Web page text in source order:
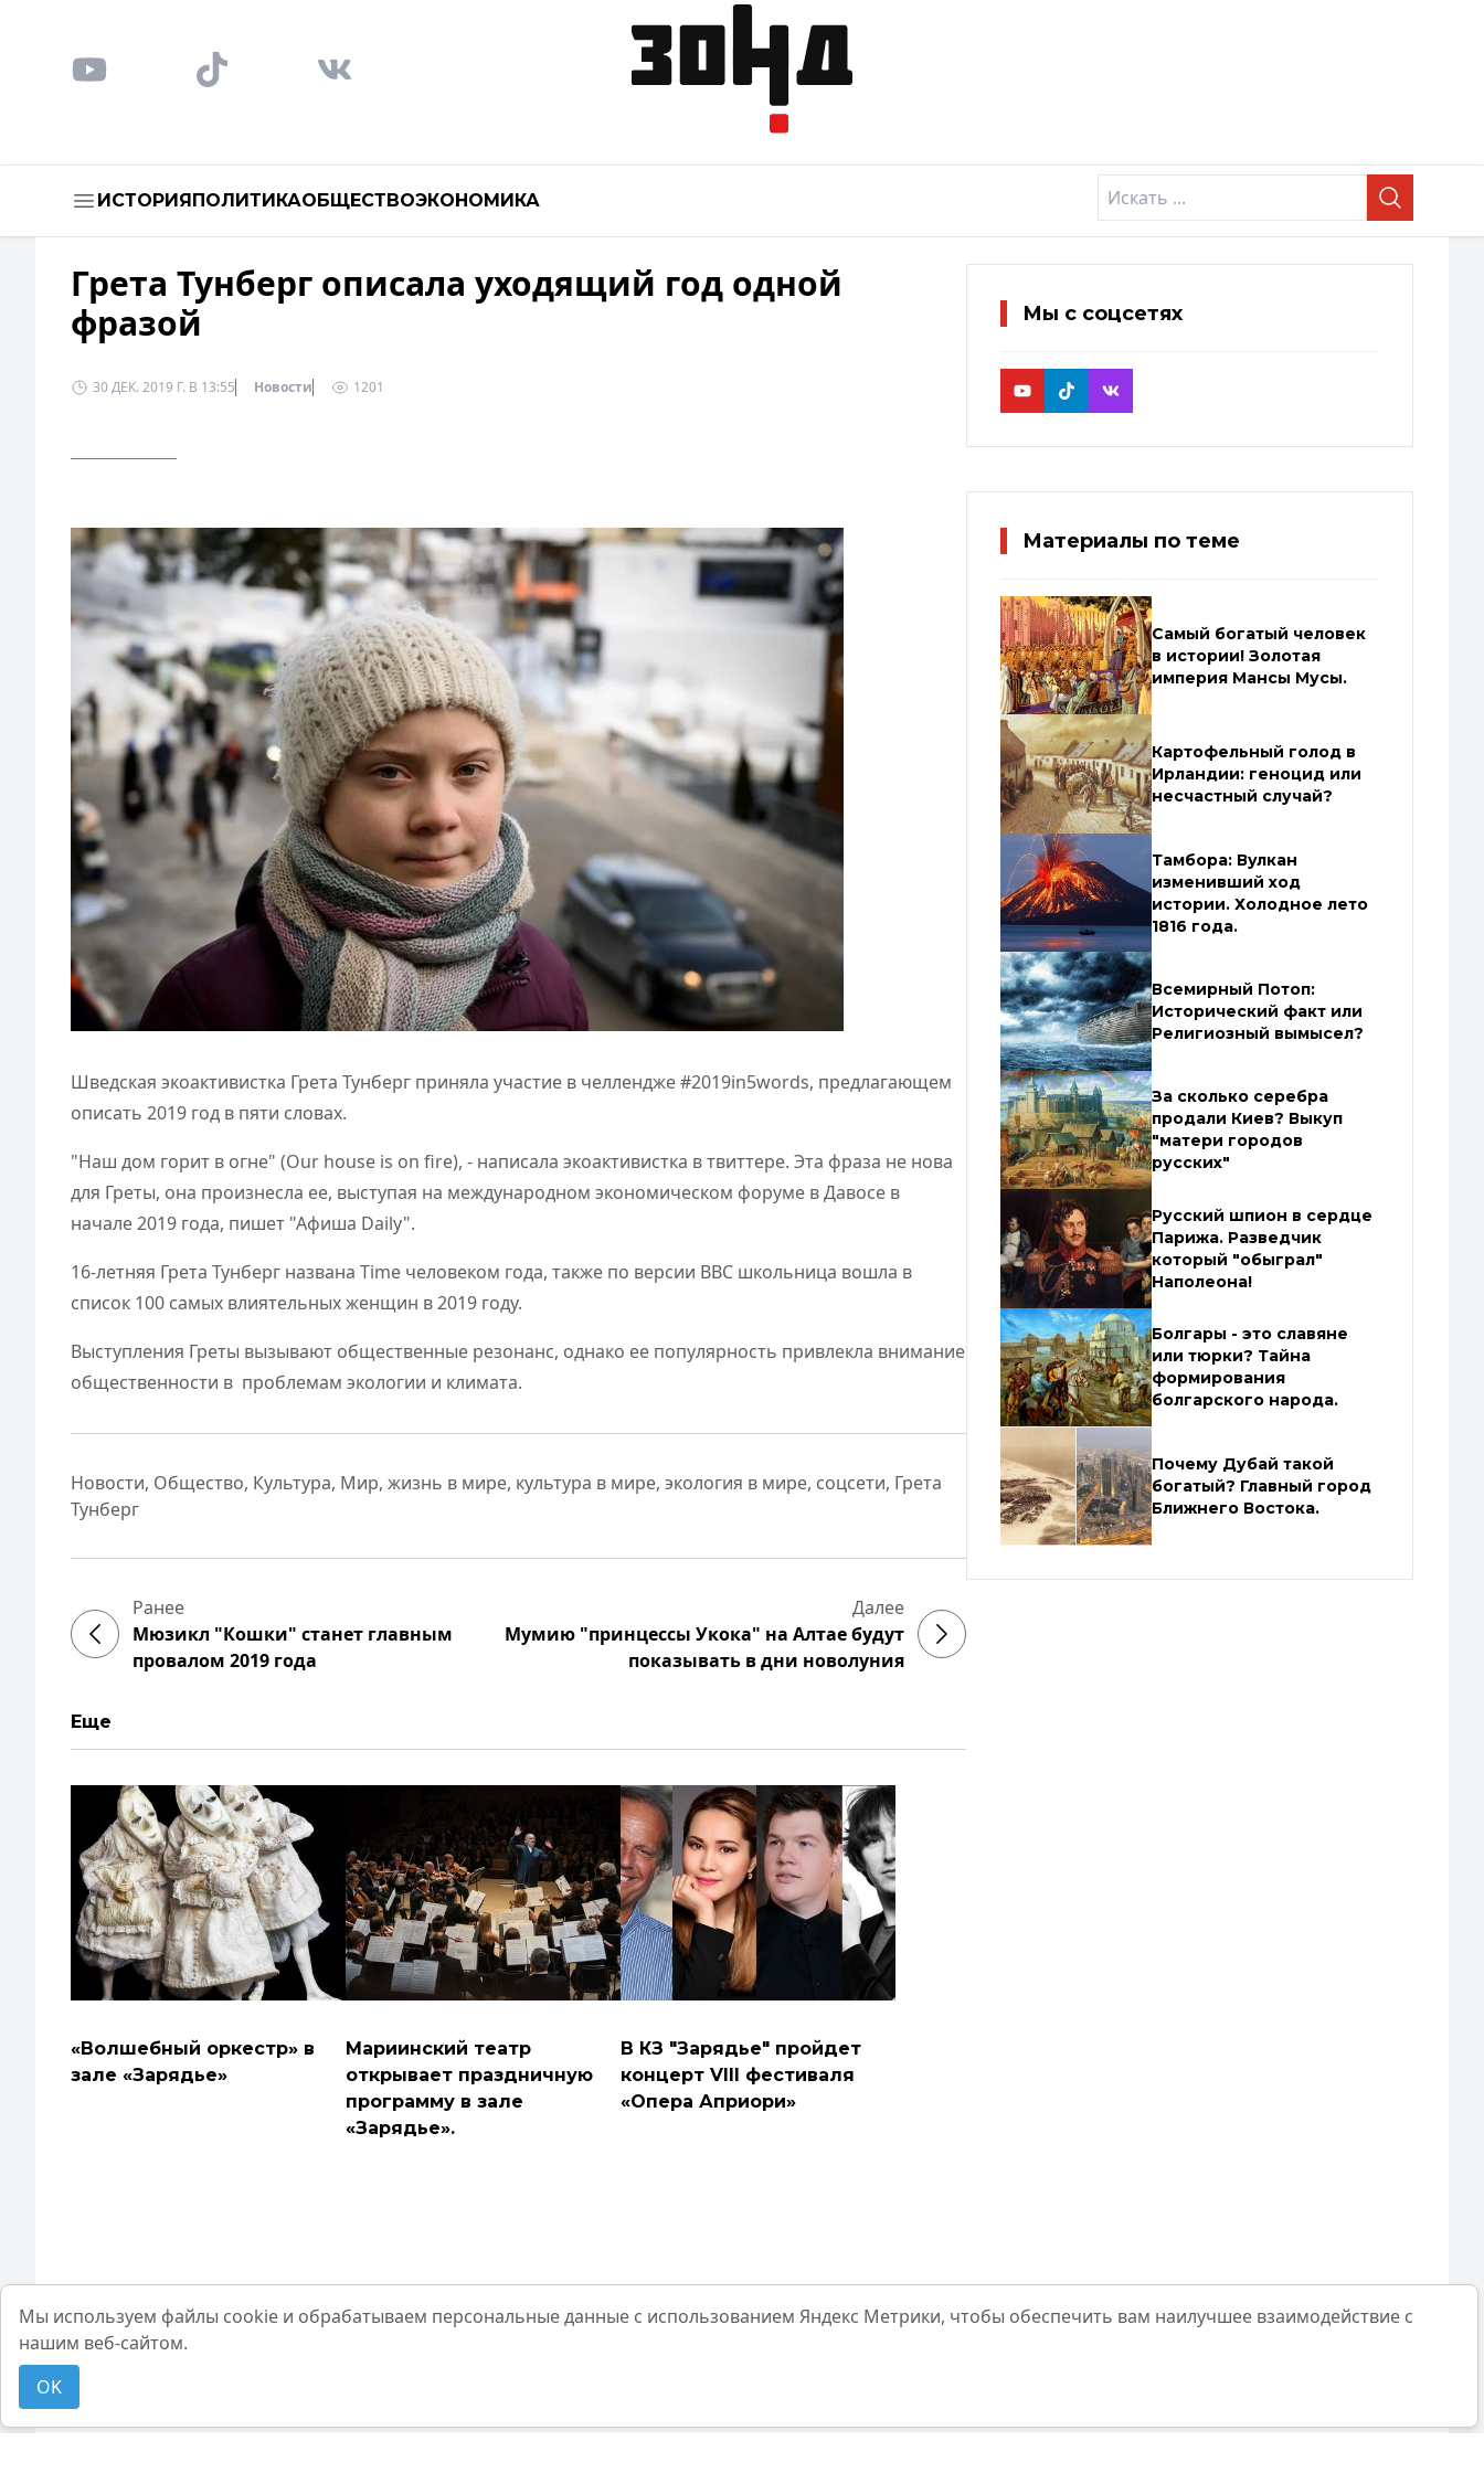
ИСТОРИЯПОЛИТИКАОБЩЕСТВОЭКОНОМИКА
Грета Тунберг описала уходящий год одной
фразой
30 ДЕК. 2019 Г. В 13:55 Новости 1201
Шведская экоактивистка Грета Тунберг приняла участие в челлендже #2019in5words, предлагающем
описать 2019 год в пяти словах.
"Наш дом горит в огне" (Our house is on fire), - написала экоактивистка в твиттере. Эта фраза не нова
для Греты, она произнесла ее, выступая на международном экономическом форуме в Давосе в
начале 2019 года, пишет "Афиша Daily".
16-летняя Грета Тунберг названа Time человеком года, также по версии BBC школьница вошла в
список 100 самых влиятельных женщин в 2019 году.
Выступления Греты вызывают общественные резонанс, однако ее популярность привлекла внимание
общественности в проблемам экологии и климата.
Новости, Общество, Культура, Мир, жизнь в мире, культура в мире, экология в мире, соцсети, Грета
Тунберг
Ранее
Мюзикл "Кошки" станет главным
провалом 2019 года
Далее
Мумию "принцессы Укока" на Алтае будут
показывать в дни новолуния
Еще
«Волшебный оркестр» в
зале «Зарядье»
Мариинский театр
открывает праздничную
программу в зале
«Зарядье».
В КЗ "Зарядье" пройдет
концерт VIII фестиваля
«Опера Априори»
Мы с соцсетях
Материалы по теме
Самый богатый человек
в истории! Золотая
империя Мансы Мусы.
Картофельный голод в
Ирландии: геноцид или
несчастный случай?
Тамбора: Вулкан
изменивший ход
истории. Холодное лето
1816 года.
Всемирный Потоп:
Исторический факт или
Религиозный вымысел?
За сколько серебра
продали Киев? Выкуп
"матери городов
русских"
Русский шпион в сердце
Парижа. Разведчик
который "обыграл"
Наполеона!
Болгары - это славяне
или тюрки? Тайна
формирования
болгарского народа.
Почему Дубай такой
богатый? Главный город
Ближнего Востока.
Мы используем файлы cookie и обрабатываем персональные данные с использованием Яндекс Метрики, чтобы обеспечить вам наилучшее взаимодействие с
нашим веб-сайтом.
OK